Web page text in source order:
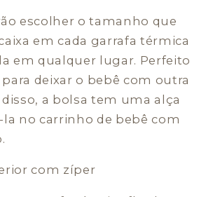
escolher o tamanho que
em cada garrafa térmica
em qualquer lugar. Perfeito
deixar o bebê com outra
a bolsa tem uma alça
la no carrinho de bebê com
com zíper